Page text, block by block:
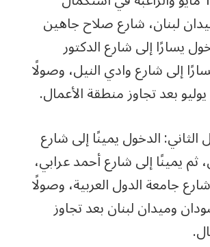
لبنان، شارع صلاح جاهين
يسارًا إلى شارع الدكتور
إلى شارع وادي النيل، وصولًا
الثاني: الدخول يمينًا إلى شارع
يمينًا إلى شارع أحمد عرابي،
جامعة الدول العربية، وصولًا
وميدان لبنان بعد تجاوز